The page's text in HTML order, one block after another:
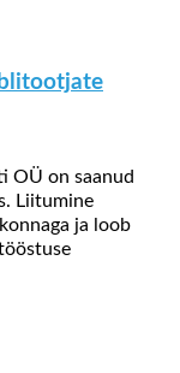
OÜ on saanud
Liitumine
ja loob